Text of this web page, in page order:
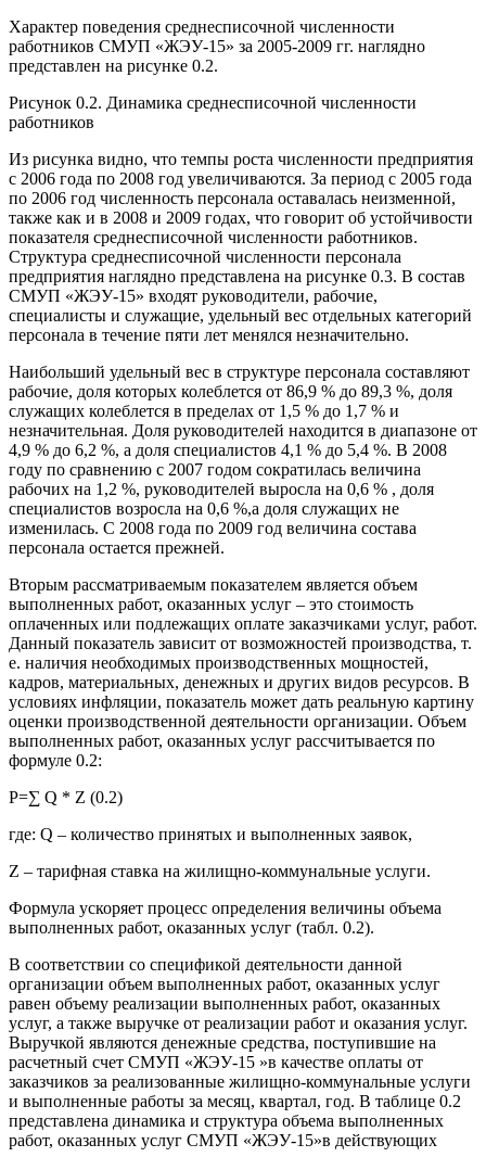
Характер поведения среднесписочной численности
работников СМУП «ЖЭУ-15» за 2005-2009 гг. наглядно
представлен на рисунке 0.2.
Рисунок 0.2. Динамика среднесписочной численности
работников
Из рисунка видно, что темпы роста численности предприятия
с 2006 года по 2008 год увеличиваются. За период с 2005 года
по 2006 год численность персонала оставалась неизменной,
также как и в 2008 и 2009 годах, что говорит об устойчивости
показателя среднесписочной численности работников.
Структура среднесписочной численности персонала
предприятия наглядно представлена на рисунке 0.3. В состав
СМУП «ЖЭУ-15» входят руководители, рабочие,
специалисты и служащие, удельный вес отдельных категорий
персонала в течение пяти лет менялся незначительно.
Наибольший удельный вес в структуре персонала составляют
рабочие, доля которых колеблется от 86,9 % до 89,3 %, доля
служащих колеблется в пределах от 1,5 % до 1,7 % и
незначительная. Доля руководителей находится в диапазоне от
4,9 % до 6,2 %, а доля специалистов 4,1 % до 5,4 %. В 2008
году по сравнению с 2007 годом сократилась величина
рабочих на 1,2 %, руководителей выросла на 0,6 % , доля
специалистов возросла на 0,6 %,а доля служащих не
изменилась. С 2008 года по 2009 год величина состава
персонала остается прежней.
Вторым рассматриваемым показателем является объем
выполненных работ, оказанных услуг – это стоимость
оплаченных или подлежащих оплате заказчиками услуг, работ.
Данный показатель зависит от возможностей производства, т.
е. наличия необходимых производственных мощностей,
кадров, материальных, денежных и других видов ресурсов. В
условиях инфляции, показатель может дать реальную картину
оценки производственной деятельности организации. Объем
выполненных работ, оказанных услуг рассчитывается по
формуле 0.2:
P=∑ Q * Z (0.2)
где: Q – количество принятых и выполненных заявок,
Z – тарифная ставка на жилищно-коммунальные услуги.
Формула ускоряет процесс определения величины объема
выполненных работ, оказанных услуг (табл. 0.2).
В соответствии со спецификой деятельности данной
организации объем выполненных работ, оказанных услуг
равен объему реализации выполненных работ, оказанных
услуг, а также выручке от реализации работ и оказания услуг.
Выручкой являются денежные средства, поступившие на
расчетный счет СМУП «ЖЭУ-15 »в качестве оплаты от
заказчиков за реализованные жилищно-коммунальные услуги
и выполненные работы за месяц, квартал, год. В таблице 0.2
представлена динамика и структура объема выполненных
работ, оказанных услуг СМУП «ЖЭУ-15»в действующих